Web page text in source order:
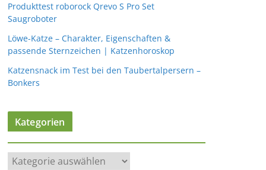
Produkttest roborock Qrevo S Pro Set
Saugroboter
Löwe-Katze – Charakter, Eigenschaften &
passende Sternzeichen | Katzenhoroskop
Katzensnack im Test bei den Taubertalpersern –
Bonkers
Kategorien